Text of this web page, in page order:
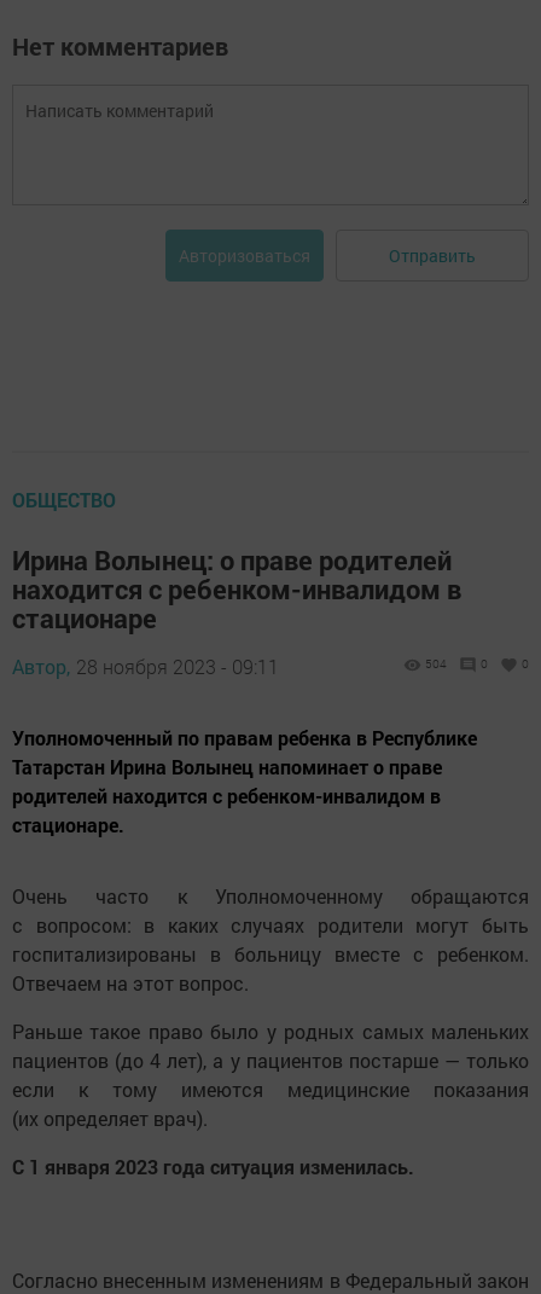
Нет комментариев
Авторизоваться Отправить
ОБЩЕСТВО
Ирина Волынец: о праве родителей
находится с ребенком-инвалидом в
стационаре
Автор, 28 ноября 2023 - 09:11 504 0 0
Уполномоченный по правам ребенка в Республике
Татарстан Ирина Волынец напоминает о праве
родителей находится с ребенком-инвалидом в
стационаре.
Очень часто к Уполномоченному обращаются
с вопросом: в каких случаях родители могут быть
госпитализированы в больницу вместе с ребенком.
Отвечаем на этот вопрос.
Раньше такое право было у родных самых маленьких
пациентов (до 4 лет), а у пациентов постарше — только
если к тому имеются медицинские показания
(их определяет врач).
С 1 января 2023 года ситуация изменилась.
Согласно внесенным изменениям в Федеральный закон